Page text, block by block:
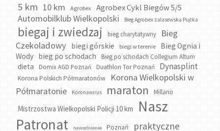
5 km 10 km Agrobex Agrobex Cykl Biegów 5/5
Automobilklub Wielkopolski Bieg Agrobex zalasewska Piątka
biegaj i zwiedzaj bieg charytatywny
Bieg
Czekoladowy
biegi górskie biegi w terenie
Bieg Ognia i
Wody bieg po schodach Bieg po schodach Collegium Altum
dieta Domix AGD Poznań Duathlon Tor Poznań Dynasplint
Korona Polskich Półmaratonów
Korona Wielkopolski w
Półmaratonie
Koronawirus maraton Millano
Mistrzostwa Wielkopolski Policji 10 km
Nasz
Patronat
nawodnienie Poznań
praktyczne